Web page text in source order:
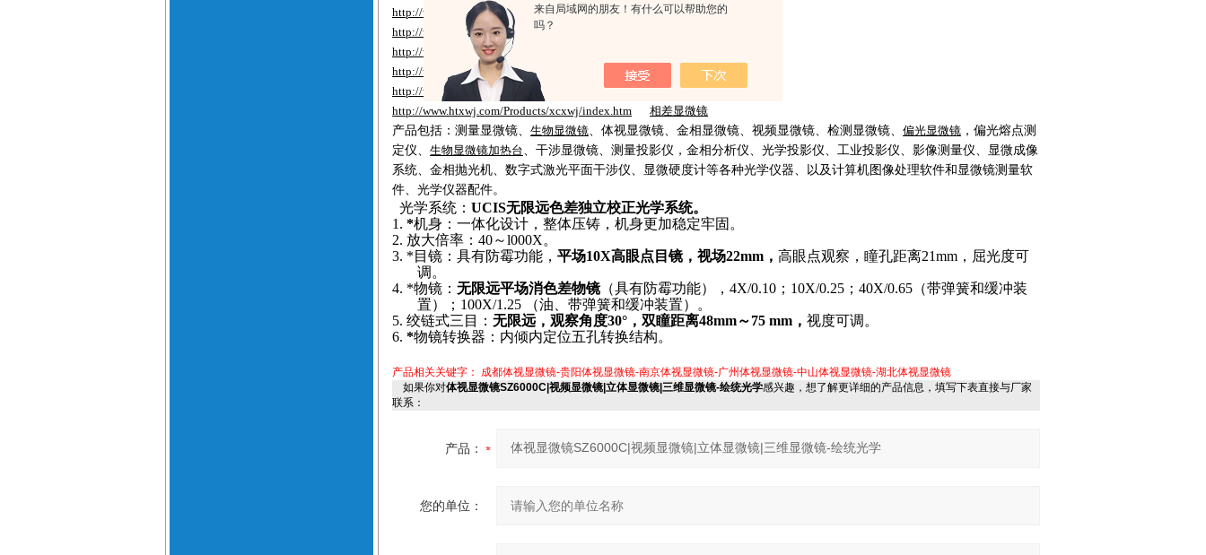
来自局域网的朋友！有什么可以帮助您的
吗？
http://www.htxwj.com /
显微镜
http://www.htxwj.com/
生物显微镜
http://www.htxwj.com
http://www.htxwj.com
偏光显微镜
http://www.htxwj.com
矿相显微镜
http://www.htxwj.com/Products/xcxwj/index.htm
相差显微镜
产品包括 ：测量显微镜、 生物显微镜、体视显微镜、金相显微镜、视频显微镜、检测显微镜、 偏光显微镜 ， 偏光熔点测
定仪、 生物显微镜加热台、干涉显微镜、 测量投影仪 ， 金相分析仪、 光学投影仪、工业投影仪、影像测量仪、显微成像
系统、 金相抛光机、数字式激光平面干涉仪、显微硬度计等各种光学仪器、以及计算机图像处理软件和显微镜测量软
件、光学仪器配件。
光学系统： UCIS无限远色差独立校正光学系统。
1. *机身：一体化设计，整体压铸，机身更加稳定牢固。
2. 放大倍率：40～l000X。
3. *目镜：具有防霉功能， 平场10X高眼点目镜，视场22mm， 高眼点观察，瞳孔距离21mm，屈光度可
调。
4. *物镜： 无限远平场消色差物镜（具有防霉功能），4X/0.10；10X/0.25；40X/0.65（带弹簧和缓冲装
置）；100X/1.25 （油、带弹簧和缓冲装置）。
5. 绞链式三目： 无限远，观察角度30°，双瞳距离48mm～75 mm， 视度可调。
6. *物镜转换器：内倾内定位五孔转换结构。
产品相关关键字： 成都体视显微镜-贵阳体视显微镜-南京体视显微镜-广州体视显微镜-中山体视显微镜-湖北体视显微镜
如果你对体视显微镜SZ6000C|视频显微镜|立体显微镜|三维显微镜-绘统光学感兴趣，想了解更详细的产品信息，填写下表直接与厂家
联系：
产品：
您的单位：